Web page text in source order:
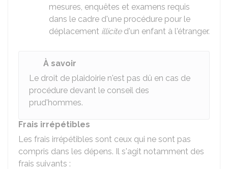
mesures, enquêtes et examens requis
dans le cadre d'une procédure pour le
déplacement illicited'un enfant à l'étranger.
À savoir
Le droit de plaidoirie n'est pas dû en cas de
procédure devant le conseil des
prud'hommes.
Frais irrépétibles
Les frais irrépétibles sont ceux qui ne sont pas
compris dans les dépens. Il s'agit notamment des
frais suivants :